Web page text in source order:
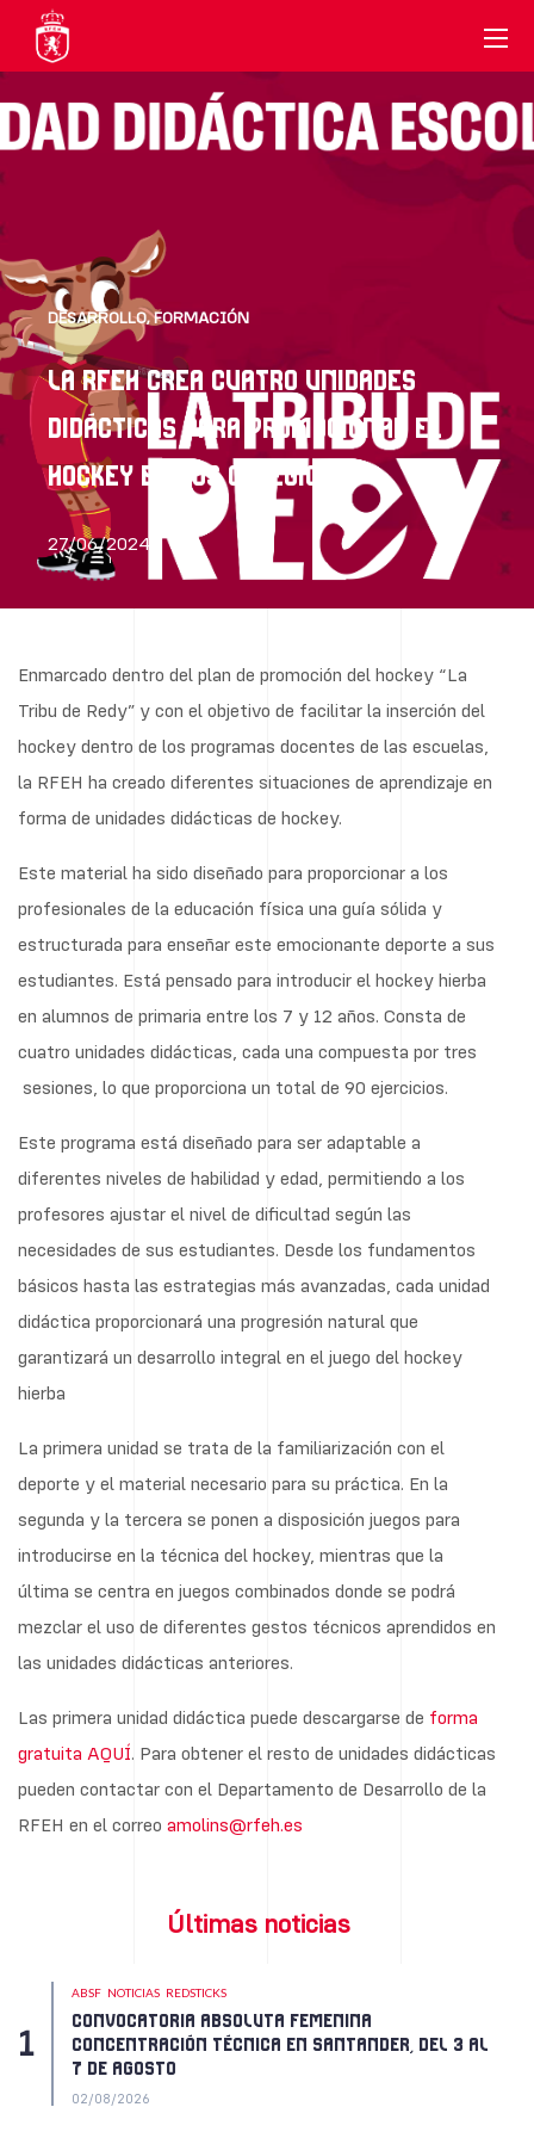
DESARROLLO,FORMACIÓN
LA RFEH CREA CUATRO UNIDADES
DIDÁCTICAS PARA PROMOCIONAR EL
HOCKEY EN LOS COLEGIOS
27/06/2024
Enmarcado dentro del plan de promoción del hockey “La
Tribu de Redy” y con el objetivo de facilitar la inserción del
hockey dentro de los programas docentes de las escuelas,
la RFEH ha creado diferentes situaciones de aprendizaje en
forma de unidades didácticas de hockey.
Este material ha sido diseñado para proporcionar a los
profesionales de la educación física una guía sólida y
estructurada para enseñar este emocionante deporte a sus
estudiantes. Está pensado para introducir el hockey hierba
en alumnos de primaria entre los 7 y 12 años. Consta de
cuatro unidades didácticas, cada una compuesta por tres
sesiones, lo que proporciona un total de 90 ejercicios.
Este programa está diseñado para ser adaptable a
diferentes niveles de habilidad y edad, permitiendo a los
profesores ajustar el nivel de dificultad según las
necesidades de sus estudiantes. Desde los fundamentos
básicos hasta las estrategias más avanzadas, cada unidad
didáctica proporcionará una progresión natural que
garantizará un desarrollo integral en el juego del hockey
hierba
La primera unidad se trata de la familiarización con el
deporte y el material necesario para su práctica. En la
segunda y la tercera se ponen a disposición juegos para
introducirse en la técnica del hockey, mientras que la
última se centra en juegos combinados donde se podrá
mezclar el uso de diferentes gestos técnicos aprendidos en
las unidades didácticas anteriores.
Las primera unidad didáctica puede descargarse de forma
gratuita AQUÍ. Para obtener el resto de unidades didácticas
pueden contactar con el Departamento de Desarrollo de la
RFEH en el correo amolins@rfeh.es
Últimas noticias
ABSF NOTICIAS REDSTICKS
CONVOCATORIA ABSOLUTA FEMENINA
CONCENTRACIÓN TÉCNICA EN SANTANDER, DEL 3 AL
7 DE AGOSTO
02/08/2026